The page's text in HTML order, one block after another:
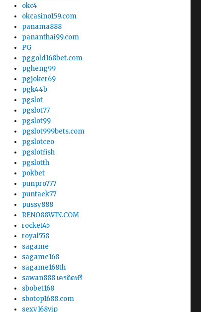
okc4
okcasino159.com
panama888
pananthai99.com
PG
pggold168bet.com
pgheng99
pgjoker69
pgk44b
pgslot
pgslot77
pgslot99
pgslot999bets.com
pgslotceo
pgslotfish
pgslotth
pokbet
punpro777
puntaek77
pussy888
RENO88WIN.COM
rocket45
royal558
sagame
sagame168
sagame168th
sawan888 เครดิตฟรี
sbobet168
sbotop1688.com
sexy168vip